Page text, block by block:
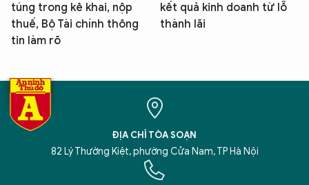
túng trong kê khai, nộp
thuế, Bộ Tài chính thông
tin làm rõ
kết quả kinh doanh từ lỗ
thành lãi
ĐỊA CHỈ TÒA SOẠN
82 Lý Thường Kiệt, phường Cửa Nam, TP Hà Nội